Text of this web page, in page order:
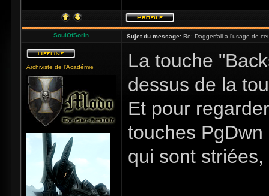
SoulOfSorin Sujet du message: Re: Daggerfall a l'usage de
Archiviste de l'Académie
La touche
dessus de la
Et pour
touches
qui sont